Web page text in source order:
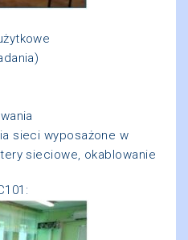
sieci wyposażone w
sieciowe, okablowanie